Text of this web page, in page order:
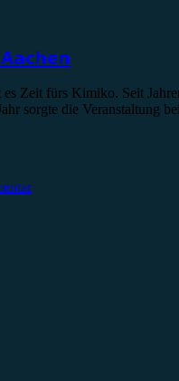
Zeit fürs Kimiko. Seit
sorgte die Veranstaltung